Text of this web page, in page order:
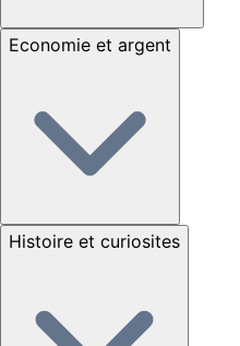
Economie et argent
Histoire et curiosites